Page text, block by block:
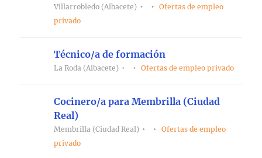
Villarrobledo (Albacete)
Ofertas de empleo
privado
Técnico/a de formación
La Roda (Albacete) Ofertas de empleo privado
Cocinero/a para Membrilla (Ciudad
Real)
Membrilla (Ciudad Real)
Ofertas de empleo
privado